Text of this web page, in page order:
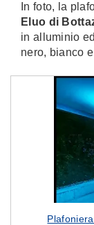
In foto, la
Eluo di
in alluminio
nero, bianco